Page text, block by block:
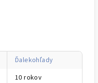
Ďalekohľady
10 rokov